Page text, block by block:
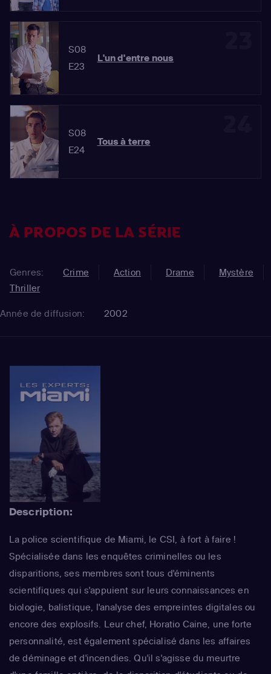
S08
E23
L'un d'entre nous
S08
E24
Tous à terre
À PROPOS DE LA SÉRIE
Genres: Crime Action Drame
Mystère
Thriller
Année de diffusion: 2002
Description:
La police scientifique de Miami, le CSI, à fort à faire !
Spécialisée dans les enquêtes criminelles ou les
disparitions, ses membres sont tous d'éminents
scientifiques qui s'appuient sur leurs connaissances en
biologie, balistique, l'analyse des empreintes digitales ou
encore des explosifs. Leur chef, Horatio Caine, une forte
personnalité, est également spécialisé dans les affaires
de déminage et d'incendies. Qu'il s'agisse du meurtre